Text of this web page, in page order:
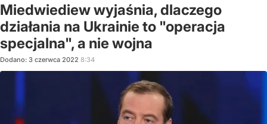
Miedwiediew wyjaśnia, dlaczego
działania na Ukrainie to "operacja
specjalna", a nie wojna
Dodano: 3 czerwca 2022 8:34